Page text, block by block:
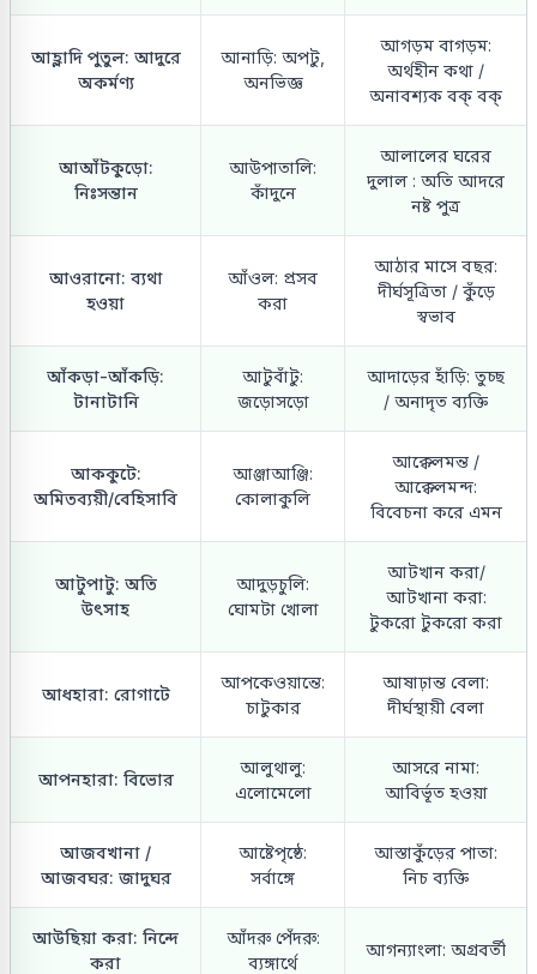
আহ্লাদি পুতুল: আদুরে
অকর্মণ্য
আনাড়ি: অপটু,
অনভিজ্ঞ
আগড়ম বাগড়ম:
অর্থহীন কথা /
অনাবশ্যক বক্ বক্
আআঁটকুড়ো:
নিঃসন্তান
আউপাতালি:
কাঁদুনে
আলালের ঘরের
দুলাল : অতি আদরে
নষ্ট পুত্র
আওরানো: ব্যথা
হওয়া
আঁওল: প্রসব
করা
আঠার মাসে বছর:
দীর্ঘসূত্রিতা / কুঁড়ে
স্বভাব
আঁকড়া-আঁকড়ি:
টানাটানি
আটুবাঁটু:
জড়োসড়ো
আদাড়ের হাঁড়ি: তুচ্ছ
/ অনাদৃত ব্যক্তি
আককুটে:
অমিতব্যয়ী/বেহিসাবি
আঞ্জাআঞ্জি:
কোলাকুলি
আক্কেলমন্ত /
আক্কেলমন্দ:
বিবেচনা করে এমন
আটুপাটু: অতি
উৎসাহ
আদুড়চুলি:
ঘোমটা খোলা
আটখান করা/
আটখানা করা:
টুকরো টুকরো করা
আধহারা: রোগাটে
আপকেওয়ান্তে:
চাটুকার
আষাঢ়ান্ত বেলা:
দীর্ঘস্থায়ী বেলা
আপনহারা: বিভোর
আলুথালু:
এলোমেলো
আসরে নামা:
আবির্ভূত হওয়া
আজবখানা /
আজবঘর: জাদুঘর
আষ্টেপৃষ্ঠে:
সর্বাঙ্গে
আস্তাকুঁড়ের পাতা:
নিচ ব্যক্তি
আউছিয়া করা: নিন্দে
করা
আঁদরু পেঁদরু:
ব্যঙ্গার্থে
আগন্যাংলা: অগ্রবর্তী